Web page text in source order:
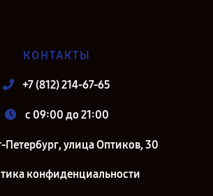
КОНТАКТЫ
+7 (812) 214-67-65
c 09:00 до 21:00
Петербург, улица Оптиков, 30
конфиденциальности